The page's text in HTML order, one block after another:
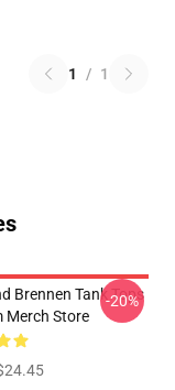
1 / 1
Brennen Tank Tops
Merch Store
-20%